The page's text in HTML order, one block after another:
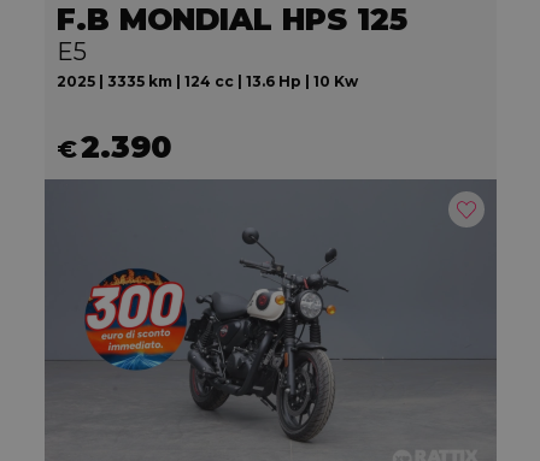
F.B MONDIAL HPS 125
E5
2025 | 3335 km | 124 cc | 13.6 Hp | 10 Kw
€2.390